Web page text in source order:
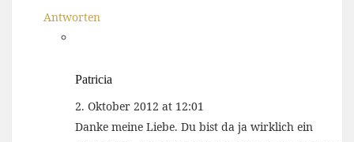
Antworten
Patricia
2. Oktober 2012 at 12:01
Danke meine Liebe. Du bist da ja wirklich ein